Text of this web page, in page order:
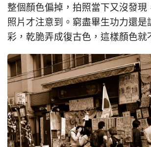
整個顏色偏掉，拍照當下又沒發現
照片才注意到。窮盡畢生功力還是
彩，乾脆弄成復古色，這樣顏色就